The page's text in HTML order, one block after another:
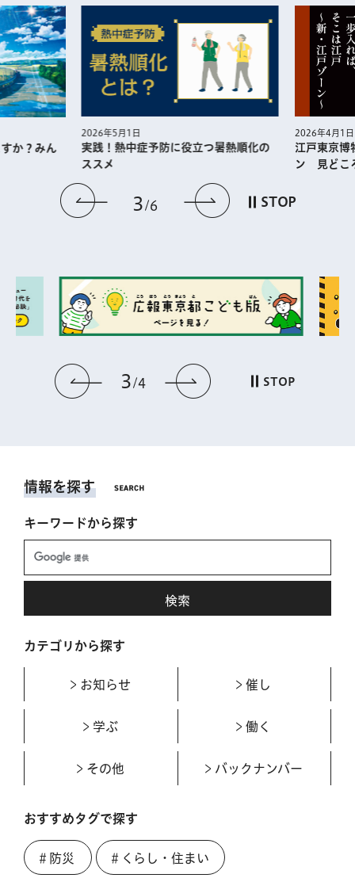
前のスライドを表示
3 6 次のスライドを
STOP
か？みん
2026年5月1日
実践！熱中症予防に役⽴つ暑熱順化の
ススメ
2026年4月1日
江戸東京博
ン 見どこ
前のスライドを表示
3 4 次のスライドを表
STOP
情報を探す
キーワードから探す
カテゴリから探す
お知らせ 催し
学ぶ 働く
その他 バックナンバー
おすすめタグで探す
＃防災 ＃くらし・住まい